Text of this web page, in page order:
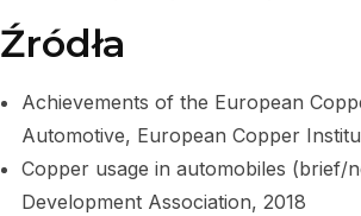
Źródła
Achievements of the European
Automotive, European Copper
Copper usage in automobiles (brief/
Development Association, 2018